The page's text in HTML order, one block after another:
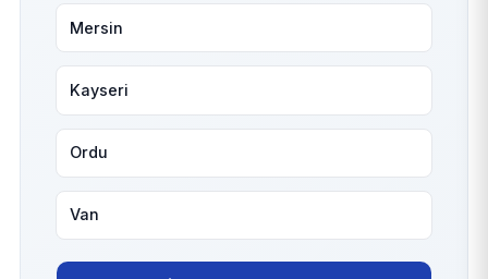
Mersin
Kayseri
Ordu
Van